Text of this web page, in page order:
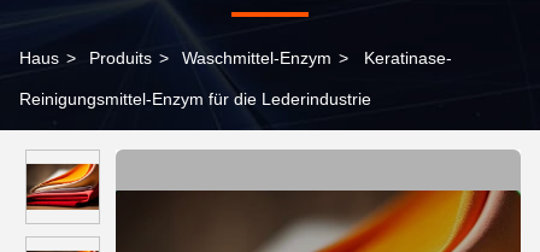
Haus > Produits > Waschmittel-Enzym > Keratinase-
Reinigungsmittel-Enzym für die Lederindustrie